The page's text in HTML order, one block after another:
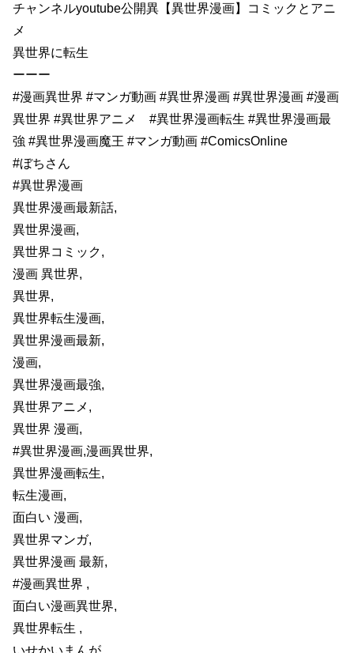
チャンネルyoutube公開異【異世界漫画】コミックとアニ
メ
異世界に転生
ーーー
#漫画異世界 #マンガ動画 #異世界漫画 #異世界漫画 #漫画
異世界 #異世界アニメ #異世界漫画転生 #異世界漫画最
強 #異世界漫画魔王 #マンガ動画 #ComicsOnline
#ぼちさん
#異世界漫画
異世界漫画最新話,
異世界漫画,
異世界コミック,
漫画 異世界,
異世界,
異世界転生漫画,
異世界漫画最新,
漫画,
異世界漫画最強,
異世界アニメ,
異世界 漫画,
#異世界漫画,漫画異世界,
異世界漫画転生,
転生漫画,
面白い 漫画,
異世界マンガ,
異世界漫画 最新,
#漫画異世界 ,
面白い漫画異世界,
異世界転生 ,
いせかいまんが,